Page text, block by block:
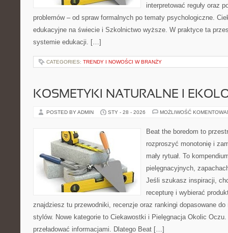
interpretować reguły oraz
problemów – od spraw formalnych po tematy psychologiczne.
edukacyjne na świecie i Szkolnictwo wyższe. W praktyce ta
systemie edukacji. […]
CATEGORIES: TRENDY I NOWOŚCI W BRANŻY
KOSMETYKI NATURALNE I
POSTED BY ADMIN STY - 28 - 2026 MOŻLIWOŚĆ
Beat the boredom to
rozproszyć monotonię i
mały rytuał. To
pielęgnacyjnych,
Jeśli szukasz inspiracji,
recepturę i wybierać
znajdziesz tu przewodniki, recenzje oraz rankingi dopasowane
stylów. Nowe kategorie to Ciekawostki i Pielęgnacja Okolic
przeładować informacjami. Dlatego Beat […]